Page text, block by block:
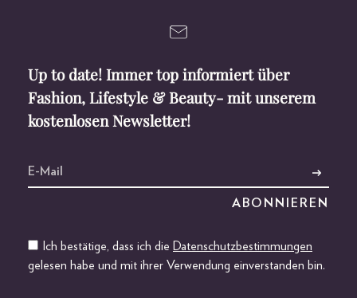
Up to date! Immer top informiert über
Fashion, Lifestyle & Beauty- mit unserem
kostenlosen Newsletter!
Ich bestätige, dass ich die Datenschutzbestimmungen
gelesen habe und mit ihrer Verwendung einverstanden bin.